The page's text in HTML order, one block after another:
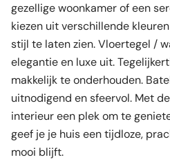
gezellige woonkamer of een
kiezen uit verschillende
stijl te laten zien. Vloertegel /
elegantie en luxe uit.
makkelijk te onderhouden.
uitnodigend en sfeervol. Met
interieur een plek om te
geef je je huis een tijdloze,
mooi blijft.